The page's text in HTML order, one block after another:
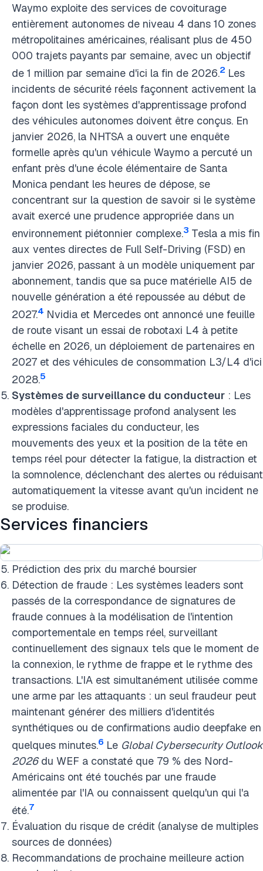
Waymo exploite des services de covoiturage
entièrement autonomes de niveau 4 dans 10 zones
métropolitaines américaines, réalisant plus de 450
000 trajets payants par semaine, avec un objectif
de 1 million par semaine d'ici la fin de 2026.2 Les
incidents de sécurité réels façonnent activement la
façon dont les systèmes d'apprentissage profond
des véhicules autonomes doivent être conçus. En
janvier 2026, la NHTSA a ouvert une enquête
formelle après qu'un véhicule Waymo a percuté un
enfant près d'une école élémentaire de Santa
Monica pendant les heures de dépose, se
concentrant sur la question de savoir si le système
avait exercé une prudence appropriée dans un
environnement piétonnier complexe.3 Tesla a mis fin
aux ventes directes de Full Self-Driving (FSD) en
janvier 2026, passant à un modèle uniquement par
abonnement, tandis que sa puce matérielle AI5 de
nouvelle génération a été repoussée au début de
2027.4 Nvidia et Mercedes ont annoncé une feuille
de route visant un essai de robotaxi L4 à petite
échelle en 2026, un déploiement de partenaires en
2027 et des véhicules de consommation L3/L4 d'ici
2028.5
Systèmes de surveillance du conducteur : Les
modèles d'apprentissage profond analysent les
expressions faciales du conducteur, les
mouvements des yeux et la position de la tête en
temps réel pour détecter la fatigue, la distraction et
la somnolence, déclenchant des alertes ou réduisant
automatiquement la vitesse avant qu'un incident ne
se produise.
Services financiers
Prédiction des prix du marché boursier
Détection de fraude : Les systèmes leaders sont
passés de la correspondance de signatures de
fraude connues à la modélisation de l'intention
comportementale en temps réel, surveillant
continuellement des signaux tels que le moment de
la connexion, le rythme de frappe et le rythme des
transactions. L'IA est simultanément utilisée comme
une arme par les attaquants : un seul fraudeur peut
maintenant générer des milliers d'identités
synthétiques ou de confirmations audio deepfake en
quelques minutes.6 Le Global Cybersecurity Outlook
2026du WEF a constaté que 79 % des Nord-
Américains ont été touchés par une fraude
alimentée par l'IA ou connaissent quelqu'un qui l'a
été.7
Évaluation du risque de crédit (analyse de multiples
sources de données)
Recommandations de prochaine meilleure action